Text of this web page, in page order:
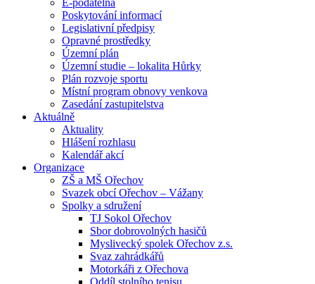
E-podatelna
Poskytování informací
Legislativní předpisy
Opravné prostředky
Územní plán
Územní studie – lokalita Hůrky
Plán rozvoje sportu
Místní program obnovy venkova
Zasedání zastupitelstva
Aktuálně
Aktuality
Hlášení rozhlasu
Kalendář akcí
Organizace
ZŠ a MŠ Ořechov
Svazek obcí Ořechov – Vážany
Spolky a sdružení
TJ Sokol Ořechov
Sbor dobrovolných hasičů
Myslivecký spolek Ořechov z.s.
Svaz zahrádkářů
Motorkáři z Ořechova
Oddíl stolního tenisu